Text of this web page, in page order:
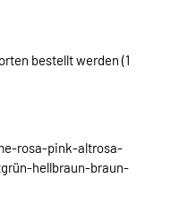
bestellt werden (1
rosa-pink-altrosa-
hellbraun-braun-